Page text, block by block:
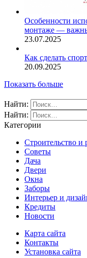
Особенности
монтаже —
23.07.2025
Как сделать
20.09.2025
Показать больше
Найти:
Найти:
Категории
Строительство и
Советы
Дача
Двери
Окна
Заборы
Интерьер и
Кредиты
Новости
Карта сайта
Контакты
Установка сайта